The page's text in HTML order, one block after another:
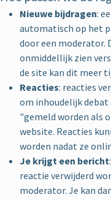
Nieuwe bijdragen:
automatisch op het
door een moderator.
onmiddellijk zien
de site kan dit meer
Reacties: reacties
om inhoudelijk debat
"gemeld worden als
website. Reacties
worden nadat ze
Je krijgt een bericht
reactie verwijderd
moderator. Je kan